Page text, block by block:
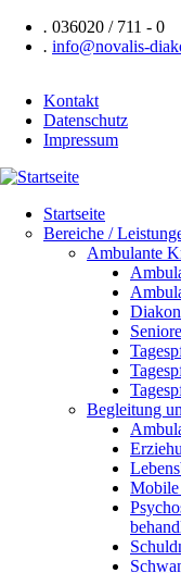
Direkt
zum
. 036020 / 711 - 0
. info@novalis-
Header
Navigation
Kontakt
Datenschutz
Impressum
Startseite
Bereiche /
Ambulante
Begleitung
Mobile